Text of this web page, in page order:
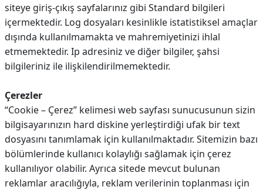
siteye giriş-çıkış sayfalarınız gibi Standard bilgileri
içermektedir. Log dosyaları kesinlikle istatistiksel amaçlar
dışında kullanılmamakta ve mahremiyetinizi ihlal
etmemektedir. Ip adresiniz ve diğer bilgiler, şahsi
bilgileriniz ile ilişkilendirilmemektedir.
Çerezler
“Cookie – Çerez” kelimesi web sayfası sunucusunun sizin
bilgisayarınızın hard diskine yerleştirdiği ufak bir text
dosyasını tanımlamak için kullanılmaktadır. Sitemizin bazı
bölümlerinde kullanıcı kolaylığı sağlamak için çerez
kullanılıyor olabilir. Ayrıca sitede mevcut bulunan
reklamlar aracılığıyla, reklam verilerinin toplanması için